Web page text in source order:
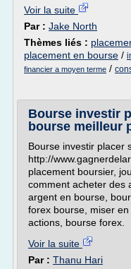
Voir la suite
Par : Jake North
Thèmes liés :
placement en bourse /
financier a moyen terme /
Bourse investir
bourse meilleur
Bourse investir placer
http://
placement boursier,
comment acheter des
argent en bourse,
forex bourse, miser
actions, bourse forex.
Voir la suite
Par : Thanu Hari